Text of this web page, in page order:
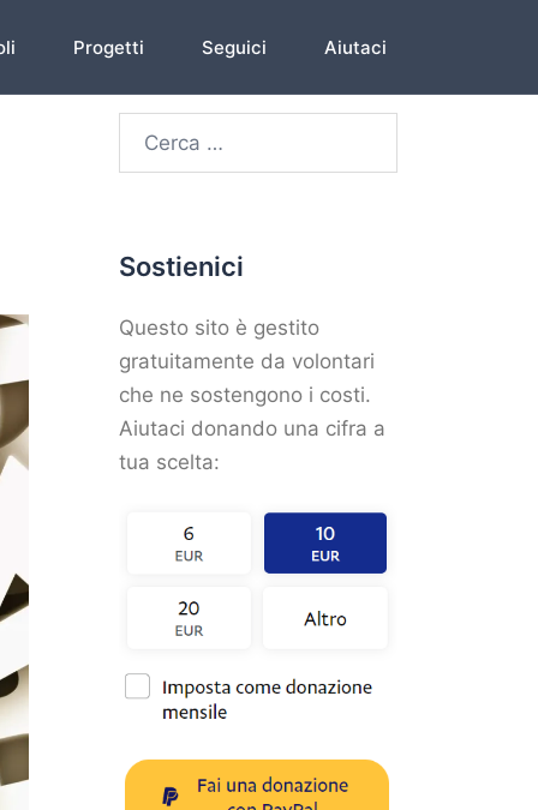
Progetti Seguici Aiutaci
Sostienici
Questo sito è gestito
gratuitamente da volontari
che ne sostengono i costi.
Aiutaci donando una cifra a
tua scelta: